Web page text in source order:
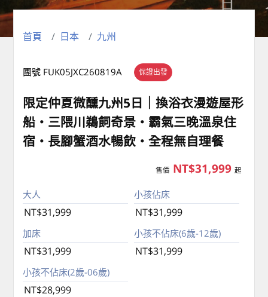
首頁 日本 九州
保證出發
團號 FUK05JXC260819A
限定仲夏微醺九州5日｜換浴衣漫遊屋形
船・三隈川鵜飼奇景・霸氣三晚溫泉住
宿・長腳蟹酒水暢飲・全程無自理餐
售價 NT$31,999 起
大人
NT$31,999
小孩佔床
NT$31,999
加床
NT$31,999
小孩不佔床(6歲-12歲)
NT$31,999
小孩不佔床(2歲-06歲)
NT$28,999